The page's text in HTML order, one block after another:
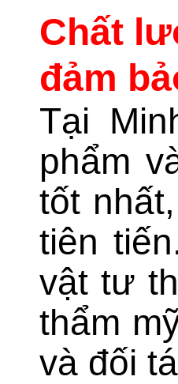
Chất
đảm
Tại
phẩm
tốt
tiên
vật tư
thẩm
và đối